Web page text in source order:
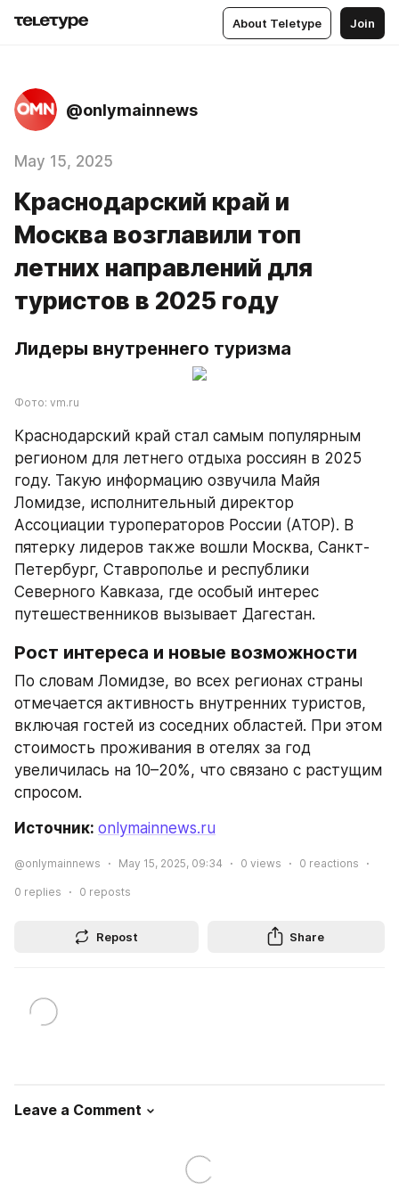
About Teletype Join
@onlymainnews
May 15, 2025
Краснодарский край и
Москва возглавили топ
летних направлений для
туристов в 2025 году
Лидеры внутреннего туризма
Фото: vm.ru
Краснодарский край стал самым популярным
регионом для летнего отдыха россиян в 2025
году. Такую информацию озвучила Майя
Ломидзе, исполнительный директор
Ассоциации туроператоров России (АТОР). В
пятерку лидеров также вошли Москва, Санкт-
Петербург, Ставрополье и республики
Северного Кавказа, где особый интерес
путешественников вызывает Дагестан.
Рост интереса и новые возможности
По словам Ломидзе, во всех регионах страны
отмечается активность внутренних туристов,
включая гостей из соседних областей. При этом
стоимость проживания в отелях за год
увеличилась на 10–20%, что связано с растущим
спросом.
Источник: onlymainnews.ru
@onlymainnews May 15, 2025, 09:34 0 views 0 reactions
0 replies 0 reposts
Repost Share
Leave a Comment